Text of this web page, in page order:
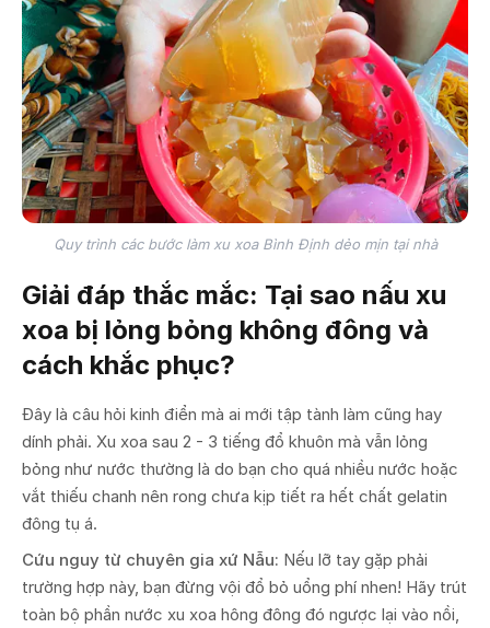
Quy trình các bước làm xu xoa Bình Định dẻo mịn tại nhà
Giải đáp thắc mắc: Tại sao nấu xu
xoa bị lỏng bỏng không đông và
cách khắc phục?
Đây là câu hỏi kinh điển mà ai mới tập tành làm cũng hay
dính phải. Xu xoa sau 2 - 3 tiếng đổ khuôn mà vẫn lỏng
bỏng như nước thường là do bạn cho quá nhiều nước hoặc
vắt thiếu chanh nên rong chưa kịp tiết ra hết chất gelatin
đông tụ á.
Cứu nguy từ chuyên gia xứ Nẫu: Nếu lỡ tay gặp phải
trường hợp này, bạn đừng vội đổ bỏ uổng phí nhen! Hãy trút
toàn bộ phần nước xu xoa hông đông đó ngược lại vào nồi,